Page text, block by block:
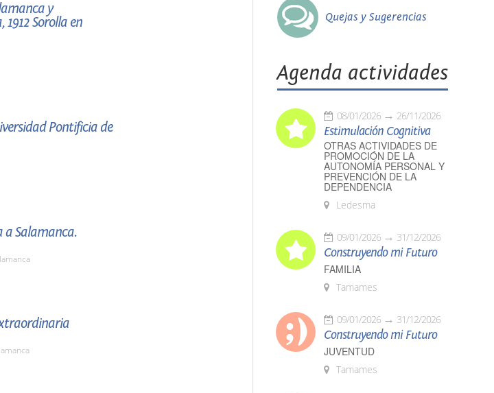
y
Sorolla en
Pontificia de
a Salamanca.
Quejas y Sugerencias
Agenda actividades
08/01/2026 26/11/2026
Estimulación Cognitiva
OTRAS ACTIVIDADES DE
PROMOCIÓN DE LA
AUTONOMÍA PERSONAL Y
PREVENCIÓN DE LA
DEPENDENCIA
Ledesma
09/01/2026 31/12/2026
Construyendo mi Futuro
FAMILIA
Tamames
09/01/2026 31/12/2026
Construyendo mi Futuro
JUVENTUD
Tamames